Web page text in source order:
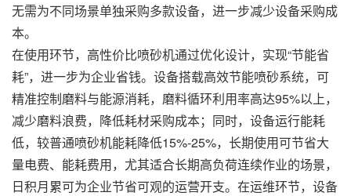
无需为不同场景单独采购多款设备，进一步减少设备采购成
本。
在使用环节，高性价比喷砂机通过优化设计，实现“节能省
耗”，进一步为企业省钱。设备搭载高效节能喷砂系统，可
精准控制磨料与能源消耗，磨料循环利用率高达95%以上，
减少磨料浪费，降低耗材采购成本；同时，设备运行能耗
低，较普通喷砂机能耗降低15%-25%，长期使用可节省大
量电费、能耗费用，尤其适合长期高负荷连续作业的场景，
日积月累可为企业节省可观的运营开支。在运维环节，设备